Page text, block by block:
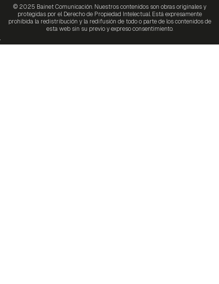
© 2025 Bainet Comunicación. Nuestros contenidos son obras originales y
protegidas por el Derecho de Propiedad Intelectual. Está expresamente
prohibida la redistribución y la redifusión de todo o parte de los contenidos de
esta web sin su previo y expreso consentimiento.